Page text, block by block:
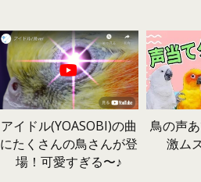
アイドル(YOASOBI)の曲
にたくさんの鳥さんが登
場！可愛すぎる〜♪
鳥の声
激ム